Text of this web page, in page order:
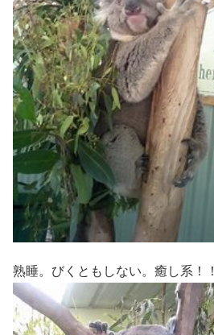
熟睡。びくともしない。癒し系！！